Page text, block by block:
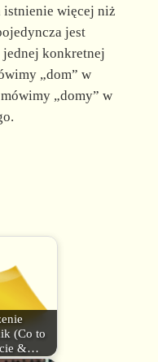
istnienie więcej niż
jest
konkretnej
„dom” w
„domy” w
(Co to
&…